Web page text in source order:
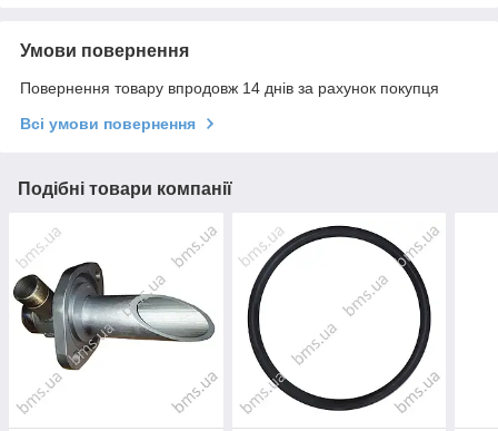
Умови повернення
Повернення товару впродовж 14 днів за рахунок покупця
Всі умови повернення
Подібні товари компанії